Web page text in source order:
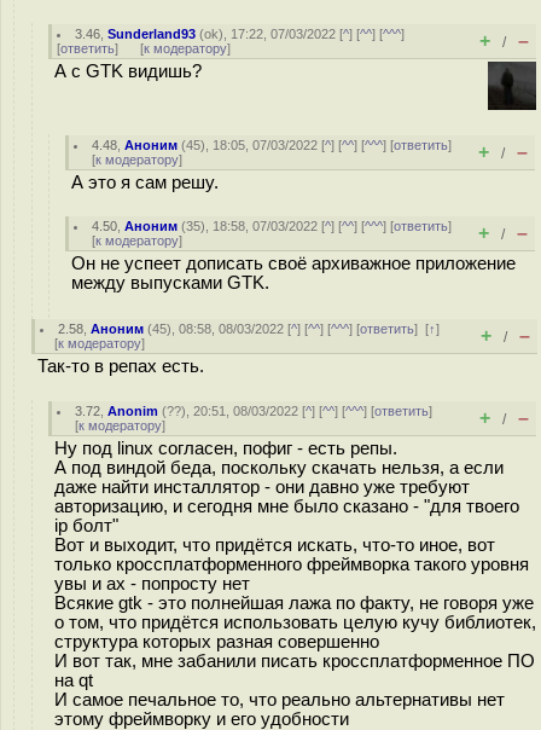
3.46 ,Sunderland93 (ok), 17:22, 07/03/2022 [^] [^^] [^^^]
[ответить] [к модератору] + / –
А с GTK видишь?
4.48 ,Аноним (45), 18:05, 07/03/2022 [^] [^^] [^^^] [ответить]
[к модератору] + / –
А это я сам решу.
4.50 ,Аноним (35), 18:58, 07/03/2022 [^] [^^] [^^^] [ответить]
[к модератору] + / –
Он не успеет дописать своё архиважное приложение
между выпусками GTK.
2.58 ,Аноним (45), 08:58, 08/03/2022 [^] [^^] [^^^] [ответить][↑]
[к модератору] + / –
Так-то в репах есть.
3.72 ,Anonim (??), 20:51, 08/03/2022 [^] [^^] [^^^] [ответить]
[к модератору] + / –
Ну под linux согласен, пофиг - есть репы.
А под виндой беда, поскольку скачать нельзя, а если
даже найти инсталлятор - они давно уже требуют
авторизацию, и сегодня мне было сказано - "для твоего
ip болт"
Вот и выходит, что придётся искать, что-то иное, вот
только кроссплатформенного фреймворка такого уровня
увы и ах - попросту нет
Всякие gtk - это полнейшая лажа по факту, не говоря уже
о том, что придётся использовать целую кучу библиотек,
структура которых разная совершенно
И вот так, мне забанили писать кроссплатформенное ПО
на qt
И самое печальное то, что реально альтернативы нет
этому фреймворку и его удобности